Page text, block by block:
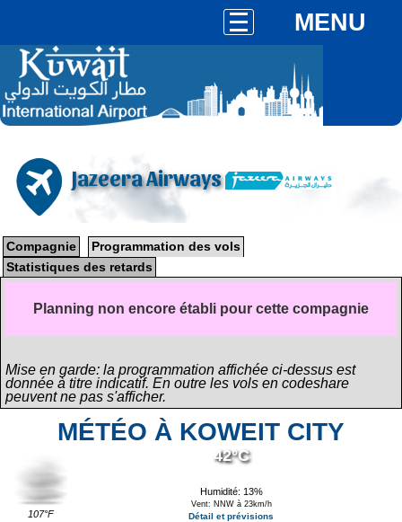
MENU
Jazeera Airways
Compagnie
Programmation des vols
Statistiques des retards
Planning non encore établi pour cette compagnie
Mise en garde: la programmation affichée ci-dessus est
donnée à titre indicatif. En outre les vols en codeshare
peuvent ne pas s'afficher.
MÉTÉO À KOWEIT CITY
107°F
42°C
Humidité: 13%
Vent: NNW à 23km/h
Détail et prévisions